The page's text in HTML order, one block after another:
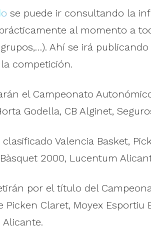
se puede ir consultando la
al momento a
Ahí se irá
competición.
el Campeonato
Godella, CB Alginet,
Valencia Basket,
2000, Lucentum
por el título del
Claret, Moyex Esportiu